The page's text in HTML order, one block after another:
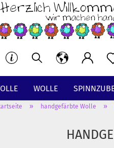
WOLLE
» handgefärbte Wolle »